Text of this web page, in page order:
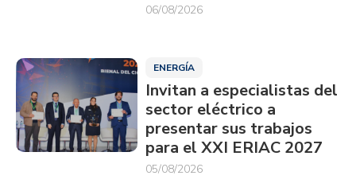
06/08/2026
ENERGÍA
Invitan a especialistas del
sector eléctrico a
presentar sus trabajos
para el XXI ERIAC 2027
05/08/2026